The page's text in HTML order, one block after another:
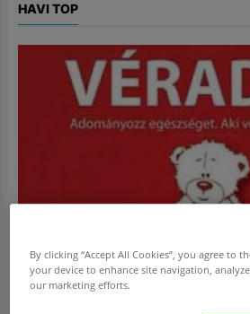
HAVI TOP
By clicking “Accept All Cookies”, you agree to
your device to enhance site navigation,
our marketing efforts.